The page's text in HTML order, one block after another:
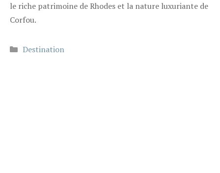
le riche patrimoine de Rhodes et la nature luxuriante de
Corfou.
Catégories
Destination